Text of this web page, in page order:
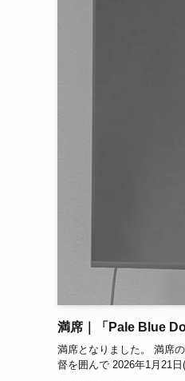
満席｜「Pale Blue
満席となりました。 満席
督を囲んで 2026年1月21